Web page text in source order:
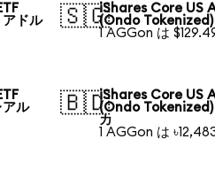
ドル
🇸🇬iShares Core US
(Ondo Tokenized)
1 AGGon は
ル
🇧🇩iShares Core US
(Ondo Tokenized)
カ
1 AGGon は